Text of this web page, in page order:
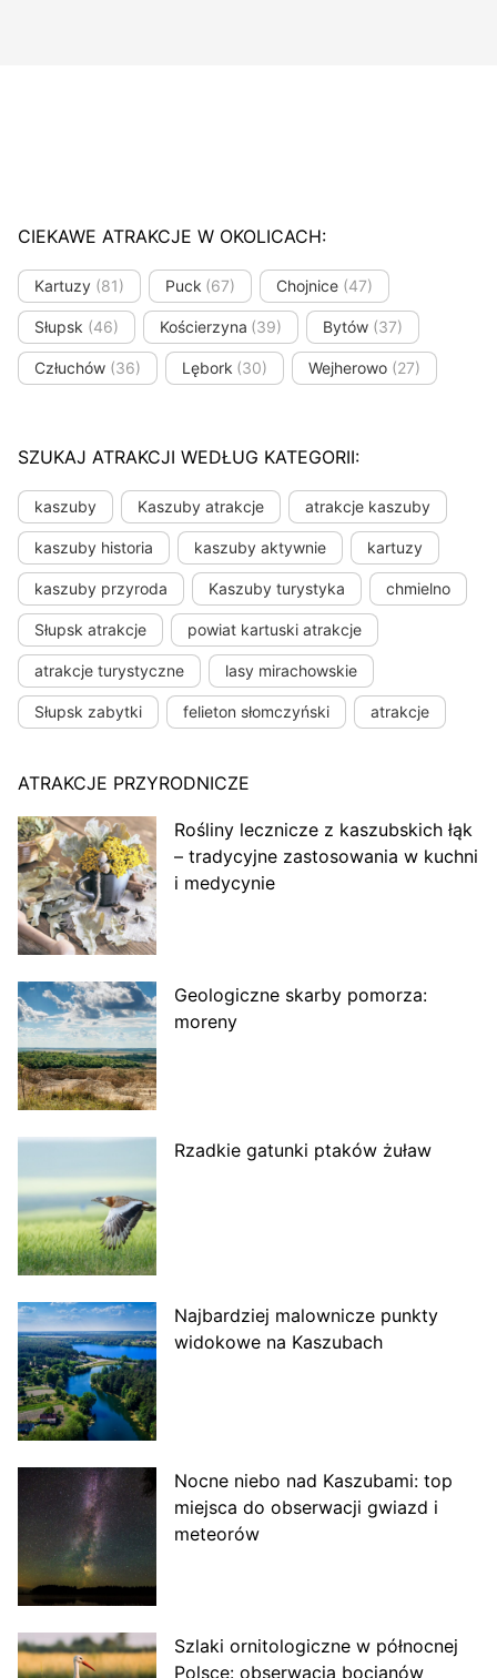
CIEKAWE ATRAKCJE W OKOLICACH:
Kartuzy (81) Puck (67) Chojnice (47)
Słupsk (46) Kościerzyna (39) Bytów (37)
Człuchów (36) Lębork (30) Wejherowo (27)
SZUKAJ ATRAKCJI WEDŁUG KATEGORII:
kaszuby Kaszuby atrakcje atrakcje kaszuby
kaszuby historia kaszuby aktywnie kartuzy
kaszuby przyroda Kaszuby turystyka chmielno
Słupsk atrakcje powiat kartuski atrakcje
atrakcje turystyczne lasy mirachowskie
Słupsk zabytki felieton słomczyński atrakcje
ATRAKCJE PRZYRODNICZE
Rośliny lecznicze z kaszubskich łąk
– tradycyjne zastosowania w kuchni
i medycynie
Geologiczne skarby pomorza:
moreny
Rzadkie gatunki ptaków żuław
Najbardziej malownicze punkty
widokowe na Kaszubach
Nocne niebo nad Kaszubami: top
miejsca do obserwacji gwiazd i
meteorów
Szlaki ornitologiczne w północnej
Polsce: obserwacja bocianów